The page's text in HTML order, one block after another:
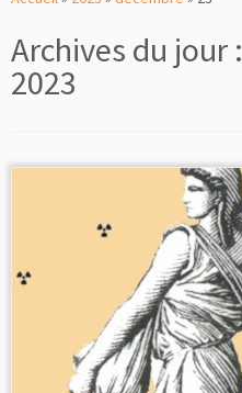
Archives du jour :
2023